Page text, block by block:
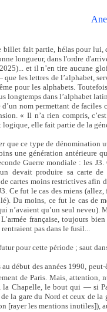
billet fait partie, hélas pour lui,
longueur, dans l'ordre
et il n’en tire aucune
les lettres de l’alphabet,
pour les alphabets.
longtemps dans l’alphabet
d’un nom permettant de
« Il n’a rien compris,
logique, elle fait partie de la
que ce type de dénomination
une génération antérieure
Guerre mondiale : les
devait produire sa carte de
cartes moins restrictives afin
Ce fut le cas des miens
Du moins, ce fut le cas de
n’avaient qu’un seul neveu).
française, toujours
pas dans le fusil...
pour cette période ; saut
au début des années 1990,
de Paris. Mais, attention,
la Chapelle, le bout qui — si
la gare du Nord et ceux de
[rayer les mentions inutiles]),